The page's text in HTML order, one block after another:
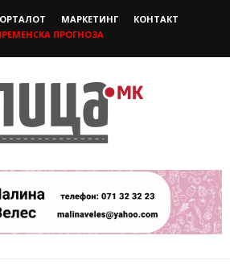
МАРКЕТИНГ
КОНТАКТ
ПРОГНОЗА